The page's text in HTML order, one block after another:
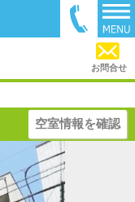
お問合せ
空室情報を確認